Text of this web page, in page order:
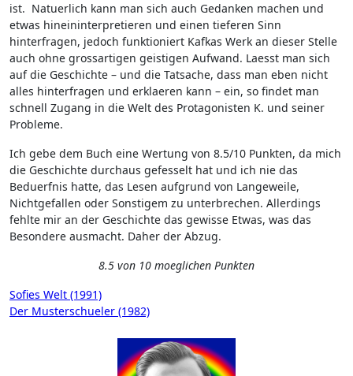
ist. Natuerlich kann man sich auch Gedanken machen und
etwas hineininterpretieren und einen tieferen Sinn
hinterfragen, jedoch funktioniert Kafkas Werk an dieser Stelle
auch ohne grossartigen geistigen Aufwand. Laesst man sich
auf die Geschichte – und die Tatsache, dass man eben nicht
alles hinterfragen und erklaeren kann – ein, so findet man
schnell Zugang in die Welt des Protagonisten K. und seiner
Probleme.
Ich gebe dem Buch eine Wertung von 8.5/10 Punkten, da mich
die Geschichte durchaus gefesselt hat und ich nie das
Beduerfnis hatte, das Lesen aufgrund von Langeweile,
Nichtgefallen oder Sonstigem zu unterbrechen. Allerdings
fehlte mir an der Geschichte das gewisse Etwas, was das
Besondere ausmacht. Daher der Abzug.
8.5 von 10 moeglichen Punkten
Beitragsnavigation
Sofies Welt (1991)
Der Musterschueler (1982)